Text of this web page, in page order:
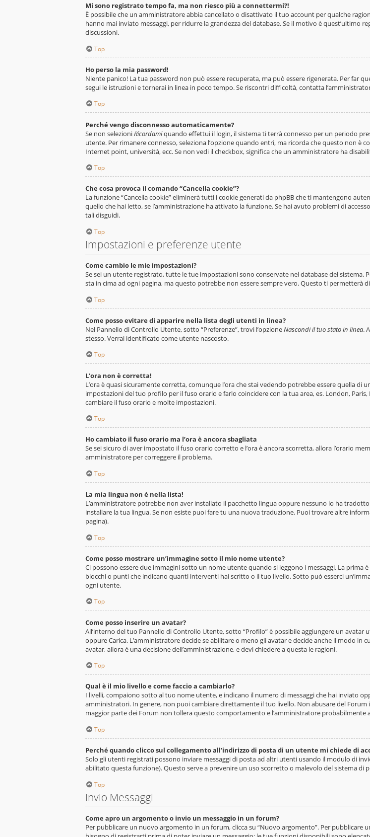
Mi sono registrato tempo fa, ma non riesco più a connettermi?!
È possibile che un amministratore abbia cancellato o disattivato il tuo account per qualche
hanno mai inviato messaggi, per ridurre la grandezza del database. Se il motivo è quest’ultimo
discussioni.
Top
Ho perso la mia password!
Niente panico! La tua password non può essere recuperata, ma può essere rigenerata. Per far
segui le istruzioni e tornerai in linea in poco tempo. Se riscontri difficoltà, contatta
Top
Perché vengo disconnesso automaticamente?
Se non selezioniRicordamiquando effettui il login, il sistema ti terrà connesso per un periodo
utente. Per rimanere connesso, seleziona l’opzione quando entri, ma ricorda che questo non è
Internet point, università, ecc. Se non vedi il checkbox, significa che un amministratore ha
Top
Che cosa provoca il comando “Cancella cookie”?
La funzione “Cancella cookie” eliminerà tutti i cookie generati da phpBB che ti mantengono
quello che hai letto, se l’amministrazione ha attivato la funzione. Se hai avuto problemi di
tali disguidi.
Top
Impostazioni e preferenze utente
Come cambio le mie impostazioni?
Se sei un utente registrato, tutte le tue impostazioni sono conservate nel database del
sta in cima ad ogni pagina, ma questo potrebbe non essere sempre vero. Questo ti permetterà
Top
Come posso evitare di apparire nella lista degli utenti in linea?
Nel Pannello di Controllo Utente, sotto “Preferenze”, trovi l’opzioneNascondi il tuo stato in linea.
stesso. Verrai identificato come utente nascosto.
Top
L’ora non è corretta!
L’ora è quasi sicuramente corretta, comunque l’ora che stai vedendo potrebbe essere quella di
impostazioni del tuo profilo per il fuso orario e farlo coincidere con la tua area, es. London,
cambiare il fuso orario e molte impostazioni.
Top
Ho cambiato il fuso orario ma l’ora è ancora sbagliata
Se sei sicuro di aver impostato il fuso orario corretto e l’ora è ancora scorretta, allora l’orario
amministratore per correggere il problema.
Top
La mia lingua non è nella lista!
L’amministratore potrebbe non aver installato il pacchetto lingua oppure nessuno lo ha
installare la tua lingua. Se non esiste puoi fare tu una nuova traduzione. Puoi trovare altre
pagina).
Top
Come posso mostrare un’immagine sotto il mio nome utente?
Ci possono essere due immagini sotto un nome utente quando si leggono i messaggi. La prima
blocchi o punti che indicano quanti interventi hai scritto o il tuo livello. Sotto può esserci
ogni utente.
Top
Come posso inserire un avatar?
All’interno del tuo Pannello di Controllo Utente, sotto “Profilo” è possibile aggiungere un
oppure Carica. L’amministratore decide se abilitare o meno gli avatar e decide anche il modo in
avatar, allora è una decisione dell’amministrazione, e devi chiedere a questa le ragioni.
Top
Qual è il mio livello e come faccio a cambiarlo?
I livelli, compaiono sotto al tuo nome utente, e indicano il numero di messaggi che hai inviato
amministratori. In genere, non puoi cambiare direttamente il tuo livello. Non abusare del
maggior parte dei Forum non tollera questo comportamento e l’amministratore probabilmente
Top
Perché quando clicco sul collegamento all’indirizzo di posta di un utente mi chiede di
Solo gli utenti registrati possono inviare messaggi di posta ad altri utenti usando il modulo di
abilitato questa funzione). Questo serve a prevenire un uso scorretto o malevolo del sistema di
Top
Invio Messaggi
Come apro un argomento o invio un messaggio in un forum?
Per pubblicare un nuovo argomento in un forum, clicca su “Nuovo argomento”. Per pubblicare